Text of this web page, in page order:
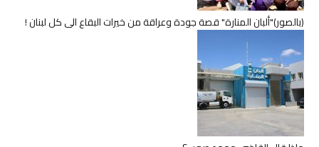
(بالصور)"ألبان المنارة" قصة جودة وعراقة من خيرات البقاع الى كل لبنان !